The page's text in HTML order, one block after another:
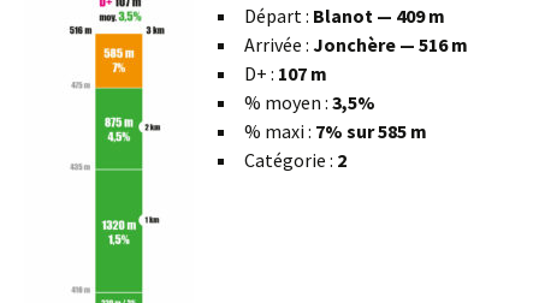
Départ : Blanot — 409 m
Arrivée : Jonchère — 516 m
D+ : 107 m
% moyen : 3,5%
% maxi : 7% sur 585 m
Catégorie : 2